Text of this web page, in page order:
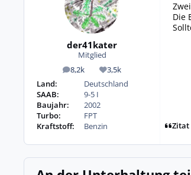
der41kater
Mitglied
8,2k
Beiträge 3,5k
Reputation
Land:
Deutschland
SAAB:
9-5 I
Baujahr:
2002
Turbo:
FPT
Kraftstoff:
Benzin
Die
Zitat